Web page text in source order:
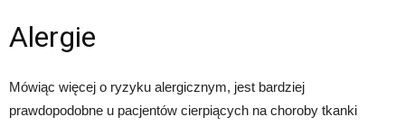
Alergie
Mówiąc więcej o ryzyku alergicznym, jest bardziej
prawdopodobne u pacjentów cierpiących na choroby tkanki